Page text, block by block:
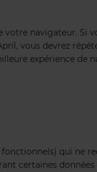
navigateur. Si
vous devrez
expérience de
qui ne
certaines